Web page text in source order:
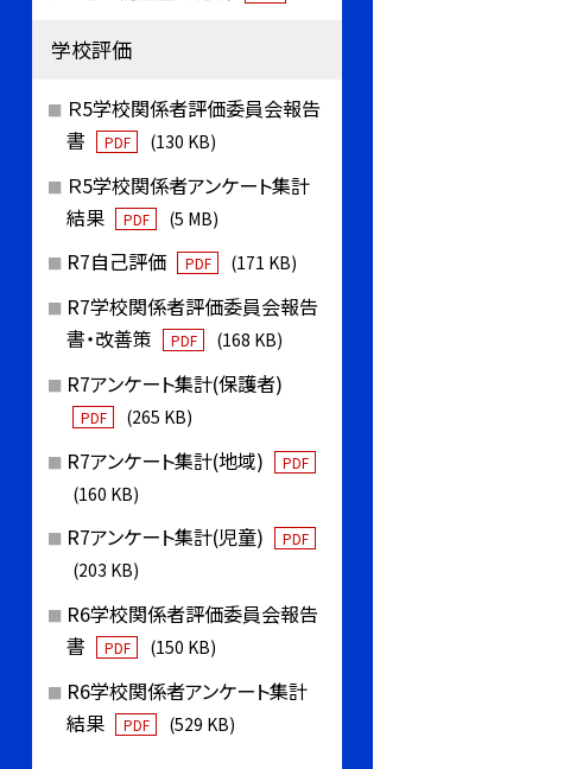
学校評価
Ｒ5学校関係者評価委員会報告
書
PDF (130 KB)
Ｒ5学校関係者アンケート集計
結果
PDF (5 MB)
R7自己評価 PDF (171 KB)
R7学校関係者評価委員会報告
書・改善策
PDF (168 KB)
R7アンケート集計(保護者)
PDF (265 KB)
R7アンケート集計(地域) PDF
(160 KB)
R7アンケート集計(児童) PDF
(203 KB)
R6学校関係者評価委員会報告
書
PDF (150 KB)
R6学校関係者アンケート集計
結果
PDF (529 KB)